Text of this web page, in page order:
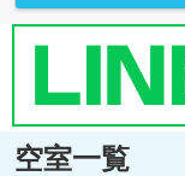
空室一覧